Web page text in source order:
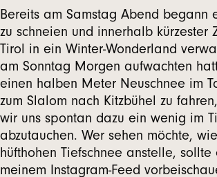
Bereits am Samstag Abend begann
zu schneien und innerhalb kürzester
Tirol in ein Winter-Wonderland
am Sonntag Morgen aufwachten
einen halben Meter Neuschnee im
zum Slalom nach Kitzbühel zu
wir uns spontan dazu ein wenig im
abzutauchen. Wer sehen möchte,
hüfthohen Tiefschnee anstelle, sollte
meinem Instagram-Feed